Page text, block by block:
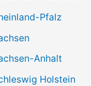
Pfalz
Anhalt
Holstein